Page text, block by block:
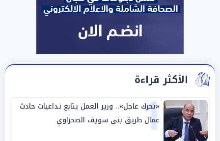
الأكثر قراءة
1
«تحرك عاجل».. وزير العمل يتابع تداعيات حادث
عمال طريق بني سويف الصحراوي